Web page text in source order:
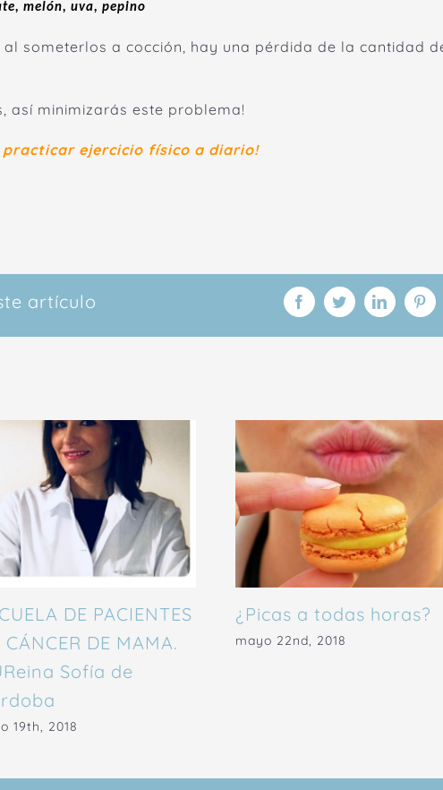
melón, uva, pepino
someterlos a cocción, hay una pérdida de la cantidad
así minimizarás este problema!
practicar ejercicio físico a diario!
artículo FacebookTwitterLinkedIn
DE PACIENTES
CÁNCER DE MAMA.
Sofía de
19th, 2018
¿Picas a todas horas?
mayo 22nd, 2018